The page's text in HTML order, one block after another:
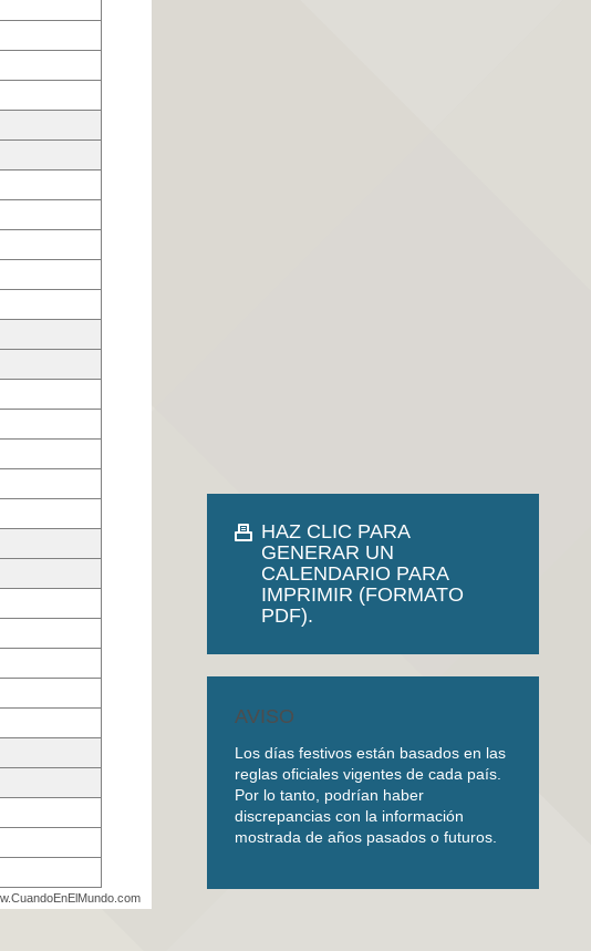
HAZ CLIC PARA
GENERAR UN
CALENDARIO PARA
IMPRIMIR (FORMATO
PDF).
AVISO
Los días festivos están basados en las
reglas oficiales vigentes de cada país.
Por lo tanto, podrían haber
discrepancias con la información
mostrada de años pasados o futuros.